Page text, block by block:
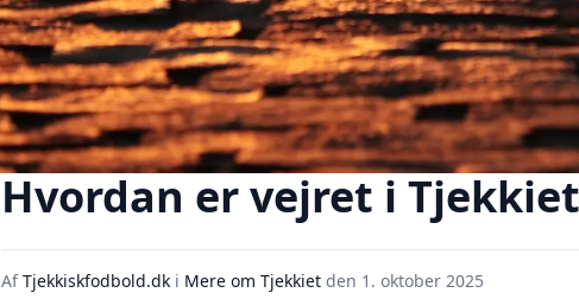
Hvordan er vejret i
AfTjekkiskfodbold.dk i Mere om Tjekkiet den 1. oktober 2025